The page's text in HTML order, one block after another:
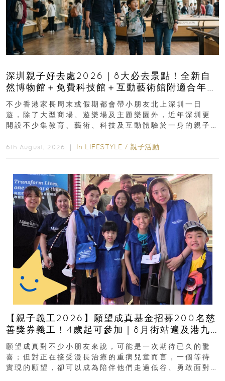
深圳親子好去處2026｜8大必去景點！全新自
然博物館＋免費科技館＋互動藝術館附適合年
齡、交通、門票、開放時間
不少香港家長周末或假期都會帶小朋友北上深圳一日
遊，除了大型商場、遊樂場及主題樂園外，近年深圳更
開設不少集教育、藝術、科技及互動體驗於一身的親子
6th August, 2026 ｜ In LIFESTYLE / 親子活動
【親子義工2026】願望成真基金招募200名慈
善獎券義工！4歲起可參加｜8月街站遍及港九
新界
願望成真對不少小朋友來說，可能是一次期待已久的驚
喜；但對正在接受漫長治療的重病兒童而言，一個等待
實現的願望，卻可以成為陪伴他們走過低谷、勇敢面對